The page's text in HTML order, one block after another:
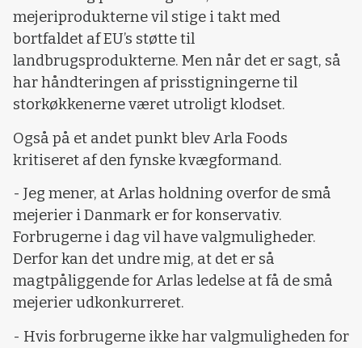
mejeriprodukterne vil stige i takt med
bortfaldet af EU’s støtte til
landbrugsprodukterne. Men når det er sagt, så
har håndteringen af prisstigningerne til
storkøkkenerne været utroligt klodset.
Også på et andet punkt blev Arla Foods
kritiseret af den fynske kvægformand.
- Jeg mener, at Arlas holdning overfor de små
mejerier i Danmark er for konservativ.
Forbrugerne i dag vil have valgmuligheder.
Derfor kan det undre mig, at det er så
magtpåliggende for Arlas ledelse at få de små
mejerier udkonkurreret.
- Hvis forbrugerne ikke har valgmuligheden for